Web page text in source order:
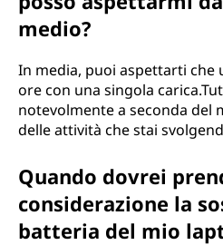
medio?
In media, puoi aspettarti che
ore con una singola
notevolmente a seconda del
delle attività che stai
Quando dovrei
considerazione la
batteria del mio